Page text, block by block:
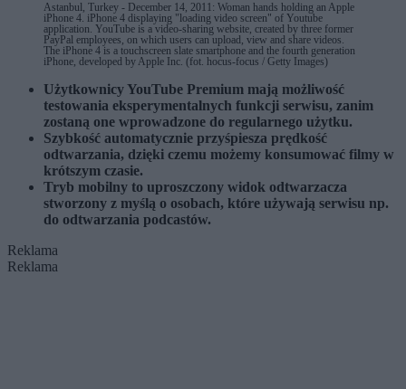
Astanbul, Turkey - December 14, 2011: Woman hands holding an Apple
iPhone 4. iPhone 4 displaying "loading video screen" of Youtube
application. YouTube is a video-sharing website, created by three former
PayPal employees, on which users can upload, view and share videos.
The iPhone 4 is a touchscreen slate smartphone and the fourth generation
iPhone, developed by Apple Inc. (fot. hocus-focus / Getty Images)
Użytkownicy YouTube Premium mają możliwość
testowania eksperymentalnych funkcji serwisu, zanim
zostaną one wprowadzone do regularnego użytku.
Szybkość automatycznie przyśpiesza prędkość
odtwarzania, dzięki czemu możemy konsumować filmy w
krótszym czasie.
Tryb mobilny to uproszczony widok odtwarzacza
stworzony z myślą o osobach, które używają serwisu np.
do odtwarzania podcastów.
Reklama
Reklama